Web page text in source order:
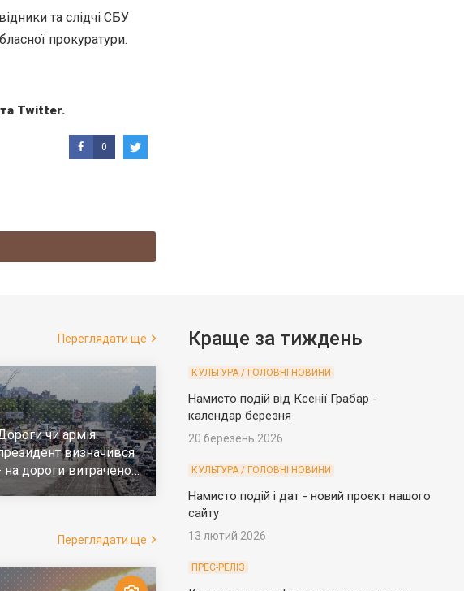
та слідчі СБУ
прокуратури.
та Twitter.
0
Переглядати ще
чи армія:
визначився
на дороги витрачено
у 10 разів більше
Переглядати ще
Краще за тиждень
КУЛЬТУРА / ГОЛОВНІ НОВИНИ
Намисто подій від Ксенії Грабар -
календар березня
20 березень 2026
КУЛЬТУРА / ГОЛОВНІ НОВИНИ
Намисто подій і дат - новий проєкт нашого
сайту
13 лютий 2026
ПРЕС-РЕЛІЗ